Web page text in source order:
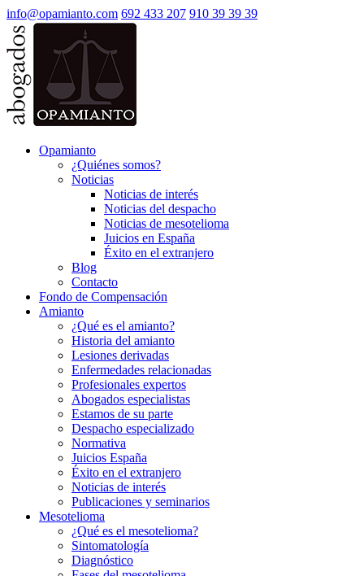
info@opamianto.com 692 433 207 910 39 39 39
Opamianto
¿Quiénes somos?
Noticias
Noticias de interés
Noticias del despacho
Noticias de mesotelioma
Juicios en España
Éxito en el extranjero
Blog
Contacto
Fondo de Compensación
Amianto
¿Qué es el amianto?
Historia del amianto
Lesiones derivadas
Enfermedades relacionadas
Profesionales expertos
Abogados especialistas
Estamos de su parte
Despacho especializado
Normativa
Juicios España
Éxito en el extranjero
Noticias de interés
Publicaciones y seminarios
Mesotelioma
¿Qué es el mesotelioma?
Sintomatología
Diagnóstico